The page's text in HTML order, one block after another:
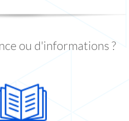
ou d'informations ?